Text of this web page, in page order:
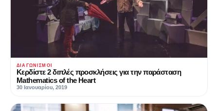
ΔΙΑΓΩΝΙΣΜΟΊ
Κερδίστε 2 διπλές προσκλήσεις για την παράσταση
Mathematics of the Heart
30 Ιανουαρίου, 2019